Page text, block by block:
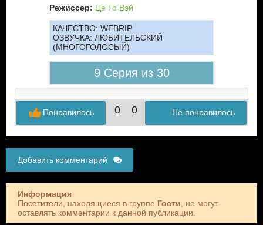
Режиссер: Це Го Вэй
КАЧЕСТВО: WEBRIP
ОЗВУЧКА: ЛЮБИТЕЛЬСКИЙ
(МНОГОГОЛОСЫЙ)
9 Серия из 30
0 0 Не понравилось
Понравилось
Добавить комментарий
Информация
Посетители, находящиеся в группе Гости , не могут
оставлять комментарии к данной публикации.